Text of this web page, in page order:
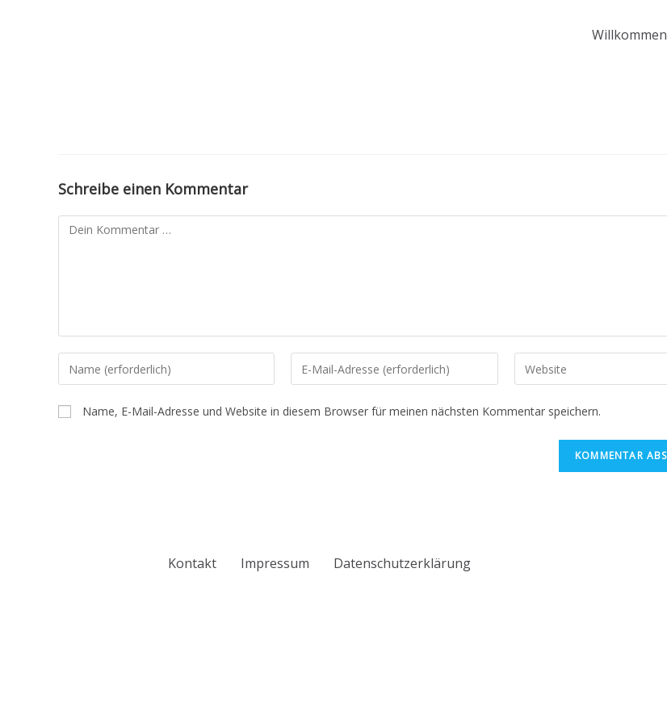
Willkommen
Schreibe einen Kommentar
Name, E-Mail-Adresse und Website in diesem Browser für meinen nächsten Kommentar speichern.
Kontakt Impressum Datenschutzerklärung